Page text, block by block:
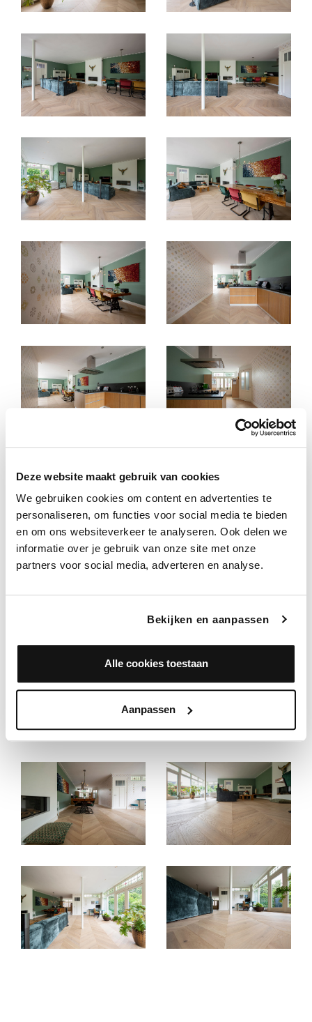
Deze website maakt gebruik van cookies
We gebruiken cookies om content en advertenties te
personaliseren, om functies voor social media te bieden
en om ons websiteverkeer te analyseren. Ook delen we
informatie over je gebruik van onze site met onze
partners voor social media, adverteren en analyse.
Bekijken en aanpassen
Alle cookies toestaan
Aanpassen